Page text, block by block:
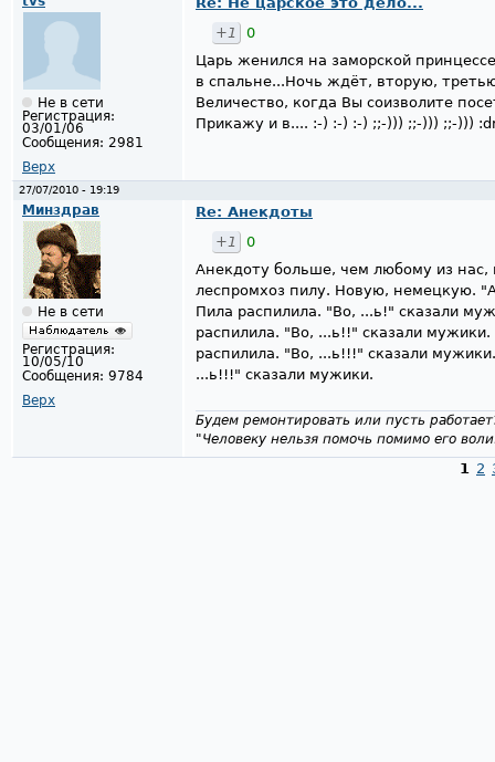
Не в сети
Регистрация:
03/01/06
Сообщения: 2981
Верх
+1
0
Царь женился на заморской
в спальне...Ночь ждёт, вторую,
Величество, когда Вы соизволите
Прикажу и в.... :-) :-) :-) ;;-))) ;;-))) ;;-)))
27/07/2010 - 19:19
Минздрав
Не в сети
Регистрация:
10/05/10
Сообщения: 9784
Верх
Re: Анекдоты
+1
0
Анекдоту больше, чем любому из нас,
леспромхоз пилу. Новую, немецкую.
Пила распилила. "Во, ...ь!" сказали
распилила. "Во, ...ь!!" сказали
распилила. "Во, ...ь!!!" сказали
...ь!!!" сказали мужики.
Будем ремонтировать или пусть
"Человеку нельзя помочь помимо его
1 2